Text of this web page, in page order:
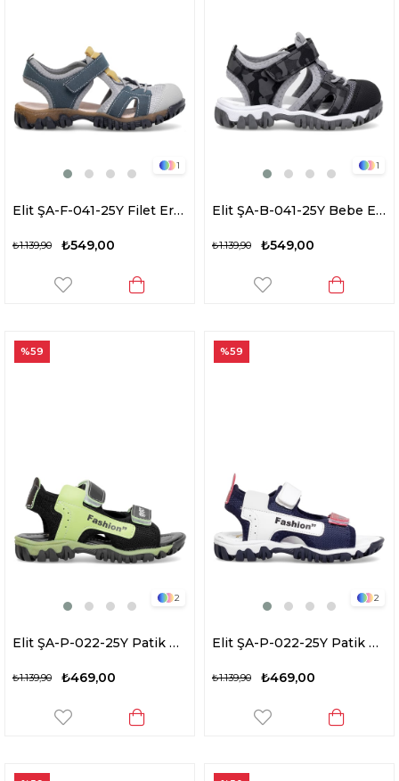
1
Elit ŞA-F-041-25Y Filet Erkek Çocuk Düz Sandalet Lacivert - Gri
₺549,00
₺1.139,90
1
Elit ŞA-B-041-25Y Bebe Erkek Çocuk Düz Sandalet Siyah
₺549,00
₺1.139,90
2
Elit ŞA-P-022-25Y Patik Erkek Çocuk Düz Sandalet Siyah - Yeşil
₺469,00
₺1.139,90
%59
2
Elit ŞA-P-022-25Y Patik Erkek Çocuk Düz Sandalet Lacivert - Kırmızı
₺469,00
₺1.139,90
%59